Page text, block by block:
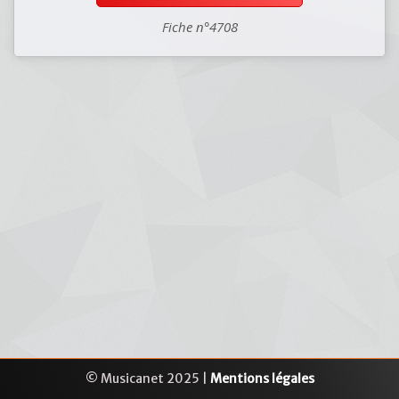
Fiche n°4708
© Musicanet 2025 | Mentions légales